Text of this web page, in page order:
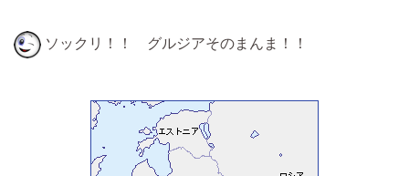
ソックリ！！ グルジアそのまんま！！